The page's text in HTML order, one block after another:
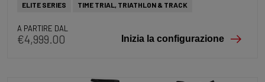
ELITE SERIES TIME TRIAL, TRIATHLON & TRACK
A PARTIRE DAL
€4,999.00 Inizia la configurazione